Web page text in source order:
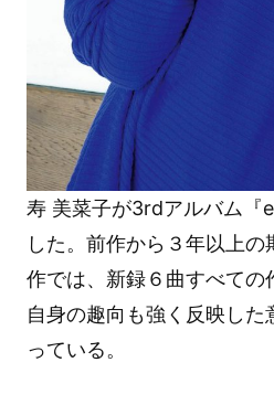
寿 美菜子が3rdアルバム『
した。前作から３年以上
作では、新録６曲すべての
自身の趣向も強く反映し
っている。